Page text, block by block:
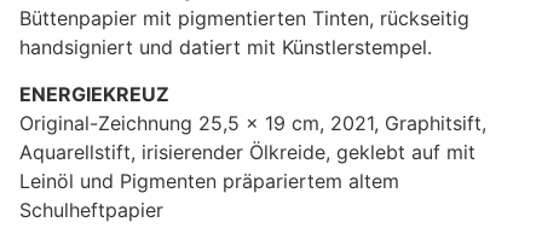
Büttenpapier mit pigmentierten Tinten, rückseitig
handsigniert und datiert mit Künstlerstempel.
ENERGIEKREUZ
Original-Zeichnung 25,5 x 19 cm, 2021, Graphitsift,
Aquarellstift, irisierender Ölkreide, geklebt auf mit
Leinöl und Pigmenten präpariertem altem
Schulheftpapier